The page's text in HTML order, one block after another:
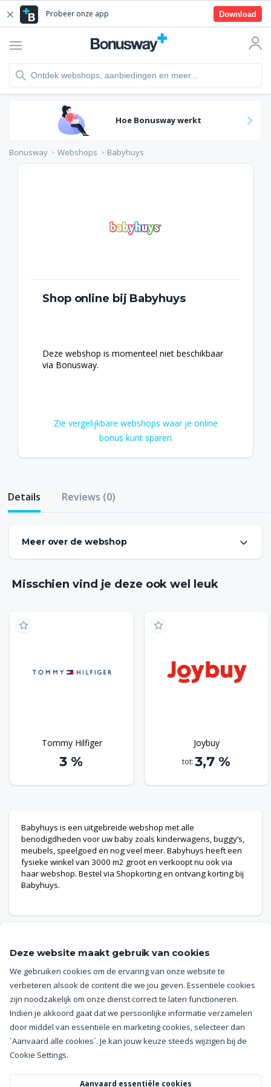
Probeer onze app Download
Hoe Bonusway werkt
Bonusway Webshops Babyhuys
Shop online bij Babyhuys
Deze webshop is momenteel niet beschikbaar
via Bonusway.
Zie vergelijkbare webshops waar je online
bonus kunt sparen
Details Reviews (0)
Meer over de webshop
buggy’s, meubels, speelgoed en nog veel meer. Babyhuys
heeft een fysieke winkel van 3000 m2 groot en verkoopt
Misschien vind je deze ook wel leuk
Tommy Hilfiger
3 %
Joybuy
tot:3,7 %
Babyhuys is een uitgebreide webshop met alle
benodigdheden voor uw baby zoals kinderwagens, buggy’s,
meubels, speelgoed en nog veel meer. Babyhuys heeft een
fysieke winkel van 3000 m2 groot en verkoopt nu ook via
haar webshop. Bestel via Shopkorting en ontvang korting bij
Babyhuys.
Help
Getuigenissen
Algemene voorwaarden
Deze website maakt gebruik van cookies
We gebruiken cookies om de ervaring van onze website te
verbeteren alsook de content die we jou geven. Essentiële cookies
zijn noodzakelijk om onze dienst correct te laten functioneren.
Indien je akkoord gaat dat we persoonlijke informatie verzamelen
door middel van essentiële en marketing cookies, selecteer dan
´Aanvaard alle cookies´. Je kan jouw keuze steeds wijzigen bij de
Cookie Settings.
Aanvaard essentiële cookies